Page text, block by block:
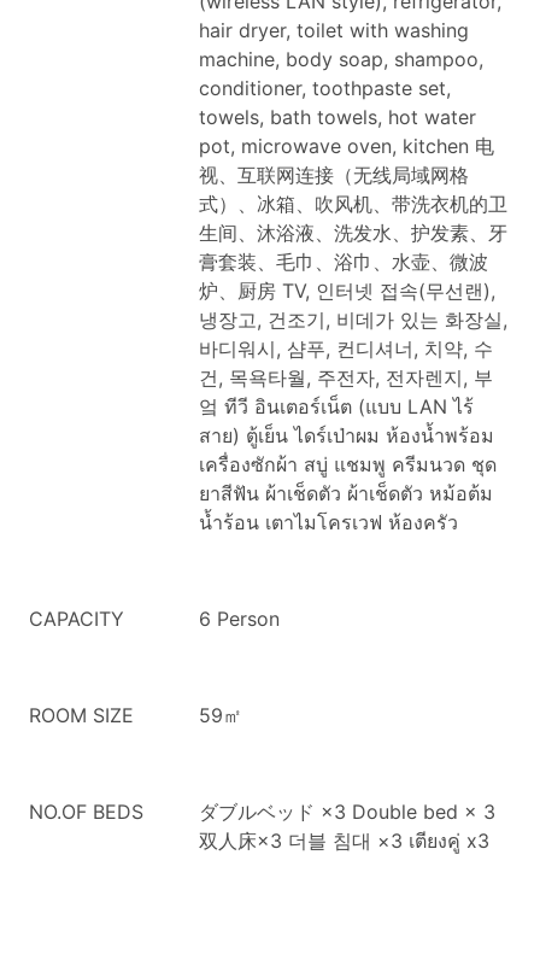
hair dryer, toilet with washing
machine, body soap, shampoo,
conditioner, toothpaste set,
towels, bath towels, hot water
pot, microwave oven, kitchen 电
视、互联网连接（无线局域网格
式）、冰箱、吹风机、带洗衣机的卫
生间、沐浴液、洗发水、护发素、牙
膏套装、毛巾、浴巾、水壶、微波
炉、厨房 TV, 인터넷 접속(무선랜),
냉장고, 건조기, 비데가 있는 화장실,
바디워시, 샴푸, 컨디셔너, 치약, 수
건, 목욕타월, 주전자, 전자렌지, 부
엌 ทีวี อินเตอร์เน็ต (แบบ LAN ไร้
สาย) ตู้เย็น ไดร์เป่าผม ห้องน้ำพร้อม
เครื่องซักผ้า สบู่ แชมพู ครีมนวด ชุด
ยาสีฟัน ผ้าเช็ดตัว ผ้าเช็ดตัว หม้อต้ม
น้ำร้อน เตาไมโครเวฟ ห้องครัว
CAPACITY 6 Person
ROOM SIZE 59㎡
NO.OF BEDS ダブルベッド ×3 Double bed × 3
双人床×3 더블 침대 ×3 เตียงคู่ x3